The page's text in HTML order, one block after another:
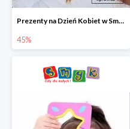
Prezenty na Dzień Kobiet w Smyku do -45%
45%